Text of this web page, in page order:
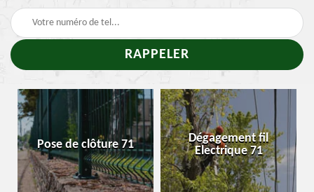
Pose de clôture 71
Dégagement fil
Electrique 71